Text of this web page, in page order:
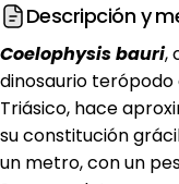
Descripción y
Coelophysis bauri,
dinosaurio
Triásico, hace
su constitución
un metro, con un